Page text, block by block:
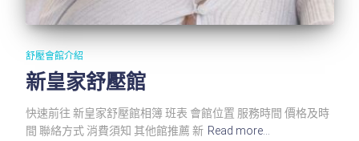
舒壓會館介紹
新皇家舒壓館
快速前往 新皇家舒壓館相簿 班表 會館位置 服務時間 價格及時
間 聯絡方式 消費須知 其他館推薦 新 Read more…